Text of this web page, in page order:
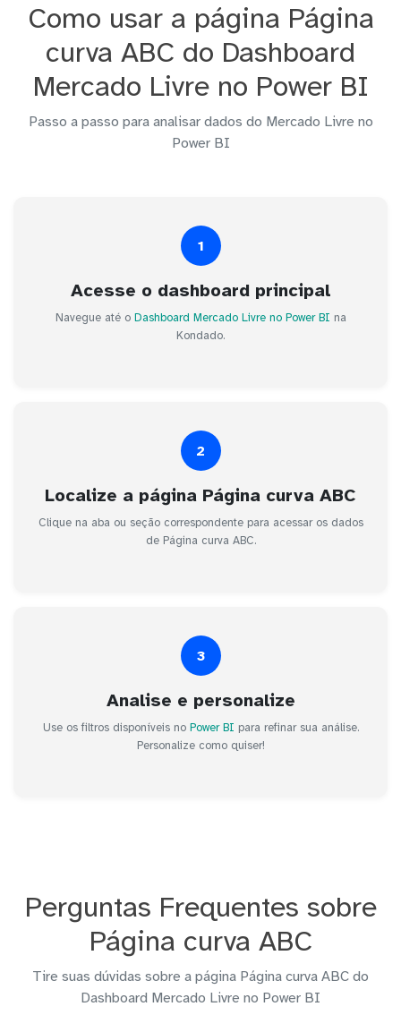
Como usar a página Página
curva ABC do Dashboard
Mercado Livre no Power BI
Passo a passo para analisar dados do Mercado Livre no
Power BI
1
Acesse o dashboard principal
Navegue até o Dashboard Mercado Livre no Power BI na
Kondado.
2
Localize a página Página curva ABC
Clique na aba ou seção correspondente para acessar os dados
de Página curva ABC.
3
Analise e personalize
Use os filtros disponíveis no Power BI para refinar sua análise.
Personalize como quiser!
Perguntas Frequentes sobre
Página curva ABC
Tire suas dúvidas sobre a página Página curva ABC do
Dashboard Mercado Livre no Power BI